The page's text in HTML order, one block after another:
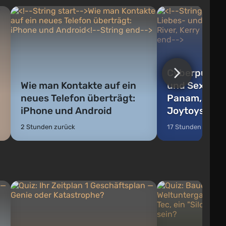
können...
Wie man Kontakte auf ein
neues Telefon überträgt:
iPhone und Android
2 Stunden zurück
Cyberpunk
und
Panam,
Joytoys
17 Stunden zurück